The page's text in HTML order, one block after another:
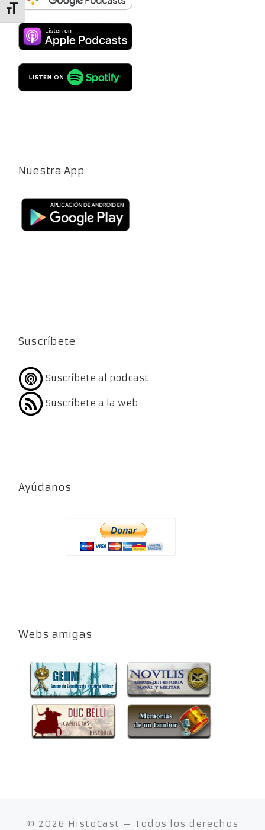
Alternar tamaño de letra
Nuestra App
Suscríbete
Suscríbete al podcast
Suscríbete a la web
Ayúdanos
Webs amigas
© 2026 HistoCast – Todos los derechos